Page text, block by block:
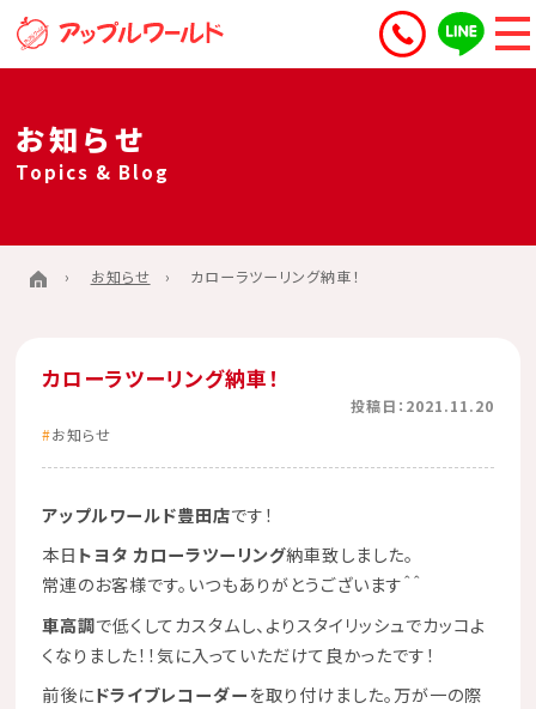
お知らせ
Topics & Blog
お知らせ カローラツーリング納車！
カローラツーリング納車！
投稿日：2021.11.20
お知らせ
アップルワールド豊田店です！
本日 トヨタ カローラツーリング納車致しました。
常連のお客様です。いつもありがとうございます＾＾
車高調で低くしてカスタムし、よりスタイリッシュでカッコよ
くなりました！！気に入っていただけて良かったです！
前後にドライブレコーダーを取り付けました。万が一の際